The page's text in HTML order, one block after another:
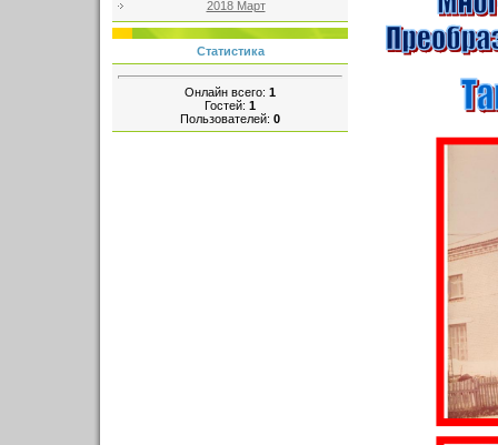
2018 Март
Статистика
Онлайн всего: 1
Гостей: 1
Пользователей: 0